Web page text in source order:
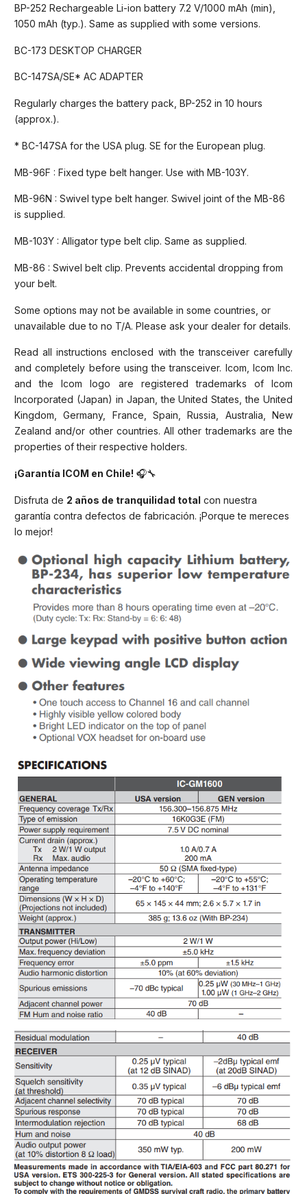
BP-252 Rechargeable Li-ion battery 7.2 V/1000 mAh (min),
1050 mAh (typ.). Same as supplied with some versions.
BC-173 DESKTOP CHARGER
BC-147SA/SE* AC ADAPTER
Regularly charges the battery pack, BP-252 in 10 hours
(approx.).
* BC-147SA for the USA plug. SE for the European plug.
MB-96F : Fixed type belt hanger. Use with MB-103Y.
MB-96N : Swivel type belt hanger. Swivel joint of the MB-86
is supplied.
MB-103Y : Alligator type belt clip. Same as supplied.
MB-86 : Swivel belt clip. Prevents accidental dropping from
your belt.
Some options may not be available in some countries, or
unavailable due to no T/A. Please ask your dealer for details.
Read all instructions enclosed with the transceiver carefully
and completely before using the transceiver. Icom, Icom Inc.
and the Icom logo are registered trademarks of Icom
Incorporated (Japan) in Japan, the United States, the United
Kingdom, Germany, France, Spain, Russia, Australia, New
Zealand and/or other countries. All other trademarks are the
properties of their respective holders.
¡Garantía ICOM en Chile! 🎧🔧
Disfruta de 2 años de tranquilidad total con nuestra
garantía contra defectos de fabricación. ¡Porque te mereces
lo mejor!